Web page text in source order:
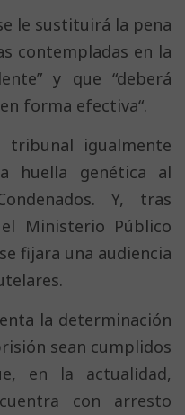
le sustituirá la pena
contempladas en la
y que “deberá
forma efectiva“.
igualmente
huella genética al
Y, tras
Ministerio Público
fijara una audiencia
la determinación
sean cumplidos
en la actualidad,
con arresto